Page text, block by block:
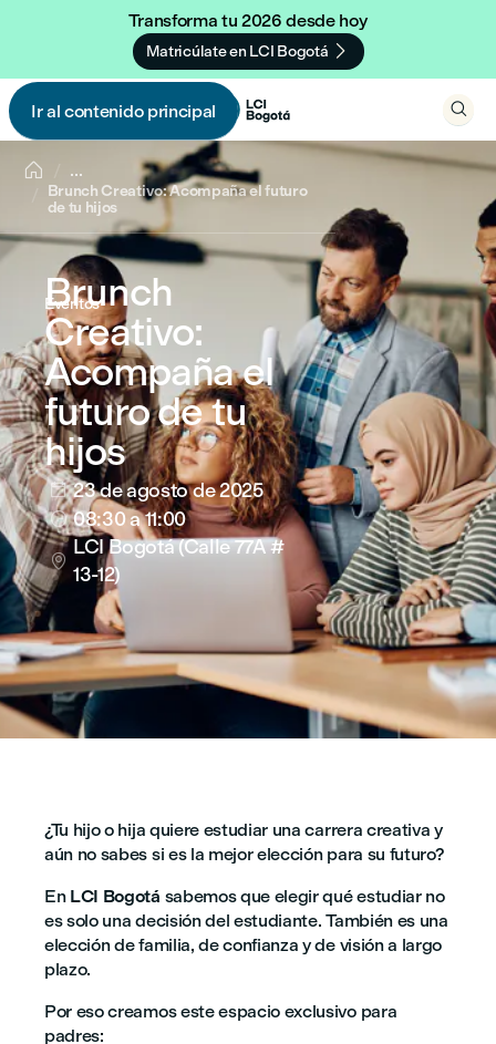
Transforma tu 2026 desde hoy
Matricúlate en LCI Bogotá 
Ir al contenido principal
 
 ...
Brunch Creativo: Acompaña el futuro
de tu hijos
Eventos
Brunch
Creativo:
Acompaña el
futuro de tu
hijos
 23 de agosto de 2025
 08:30a 11:00

LCI Bogotá (Calle 77A #
13-12)
¿Tu hijo o hija quiere estudiar una carrera creativa y
aún no sabes si es la mejor elección para su futuro?
En LCI Bogotá sabemos que elegir qué estudiar no
es solo una decisión del estudiante. También es una
elección de familia, de confianza y de visión a largo
plazo.
Por eso creamos este espacio exclusivo para
padres: